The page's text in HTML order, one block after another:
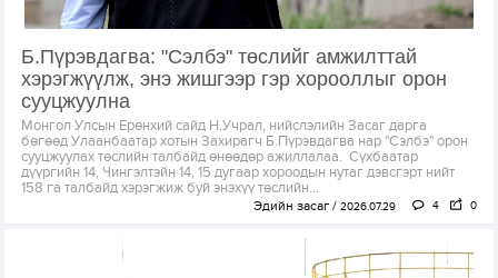
Б.Пүрэвдагва: "Сэлбэ" төслийг амжилттай
хэрэгжүүлж, энэ жишгээр гэр хорооллыг орон
сууцжуулна
Монгол Улсын Ерөнхий сайд Н.Учрал, нийслэлийн Засаг дарга
бөгөөд Улаанбаатар хотын Захирагч Б.Пүрэвдагва нар "Сэлбэ" орон
сууцжуулах төслийн талбайд өнөөдөр ажиллалаа. Сүхбаатар
дүүргийн 14, Чингэлтэйн 14, 15 дугаар хороодын нутаг дэвсгэрт нийт
158 га талбайд хэрэгжиж буй энэхүү төслийн...
Эдийн засаг 2026.07.29 4 0